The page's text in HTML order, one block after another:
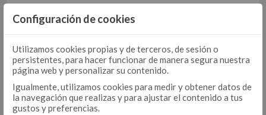
COJÍN
COJÍN ESTAMPADO
MULTIUSOS, PLAIDS Y MANTITAS
MULTIUSOS
PLAIDS
MANTITAS
CUBRECANAPÉ
CUBRECANAPÉ CON VELCRO
Solicitaaquítu acceso. Solo
profesionales
Configuración de cookies
Utilizamos cookies propias y de terceros, de sesión o
persistentes, para hacer funcionar de manera segura nuestra
página web y personalizar su contenido.
Igualmente, utilizamos cookies para medir y obtener datos de
la navegación que realizas y para ajustar el contenido a tus
gustos y preferencias.